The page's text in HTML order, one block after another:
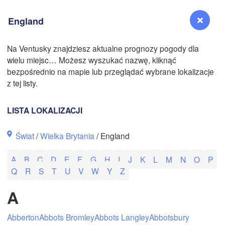
England
Na Ventusky znajdziesz aktualne prognozy pogody dla
wielu miejsc… Możesz wyszukać nazwę, kliknąć
bezpośrednio na mapie lub przeglądać wybrane lokalizacje
z tej listy.
LISTA LOKALIZACJI
Świat/Wielka Brytania / England
A B C D E F G H I J K L M N O
P
Q
R S T U V W Y Z
A
AbbertonAbbots BromleyAbbots LangleyAbbotsbury
Los Angeles
San Jose
Las Vegas
Reno
CALIFORNIA
NEVADA
N